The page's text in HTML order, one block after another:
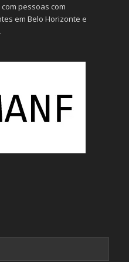
pessoas com
em Belo Horizonte e